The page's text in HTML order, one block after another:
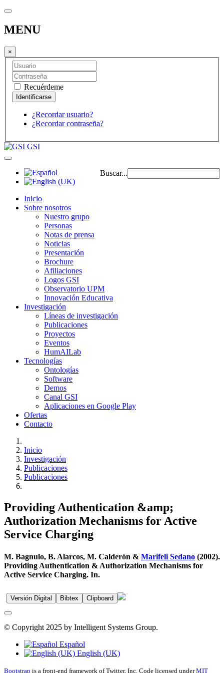
MENU
×
Recuérdeme
¿Recordar usuario?
¿Recordar contraseña?
GSI
Buscar...
Inicio
Sobre nosotros
Nuestro grupo
Personas
Notas de prensa
Noticias
Presentación
Brochure
Afiliaciones
Logos GSI
Observatorio UPM
Innovación Educativa
Investigación
Líneas de investigación
Publicaciones
Proyectos
Eventos
HumAILab
Tecnologías
Ontologías
Software
Demos
Canal GSI
Aplicaciones en Google Play
Ofertas
Contacto
Inicio
Investigación
Publicaciones
Publicaciones
Providing Authentication &amp;
Authorization Mechanisms for Active
Service Charging
M. Bagnulo, B. Alarcos, M. Calderón & Marifeli Sedano (2002).
Providing Authentication & Authorization Mechanisms for
Active Service Charging. In.
Versión Digital Bibtex Clipboard
© Copyright 2025 by Intelligent Systems Group.
Español
English (UK)
Bootstrap is a front-end framework of Twitter, Inc. Code licensed underMIT